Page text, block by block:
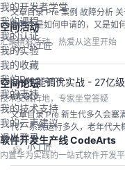
空间活动
汇聚精彩活动，热爱从这里开始
空间论坛
技术交流阵地，专家坐堂答疑
软件开发生产线 CodeArts
内置华为实践的一站式软件开发
我的开发者学堂
我的课程
我的认证
我的实验
我的收藏
我的Programs
我的支持
我的技术支持
我的云声建议
退出登录
文章目录 Pre 案例 故障分析 关于解决OOM问题的底层技术修为的一点建议 堆
外内存是如何申请的，又是如何释放的？ 为什么会出现堆
真正的堆...
小工匠
jvm性能调优实战 - 27亿
ull GC
文章目录 Pre 新生代多久会塞满 触发Minor GC的时候会有多少对象进入老年
代？ 系统运行多久，老年代大概就会填满？ 系统运行多久，老年代会触发1次F
ull GC...
小工匠